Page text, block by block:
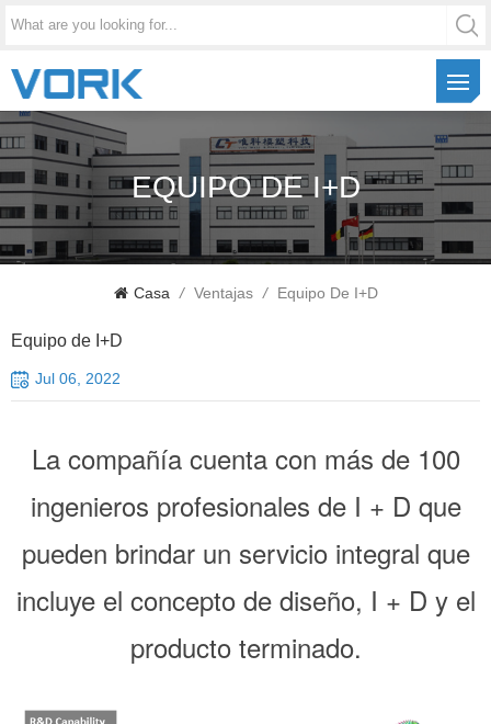
EQUIPO DE I+D
Casa / Ventajas / Equipo De I+D
Equipo de I+D
Jul 06, 2022
La compañía cuenta con más de 100
ingenieros profesionales de I + D que
pueden brindar un servicio integral que
incluye el concepto de diseño, I + D y el
producto terminado.